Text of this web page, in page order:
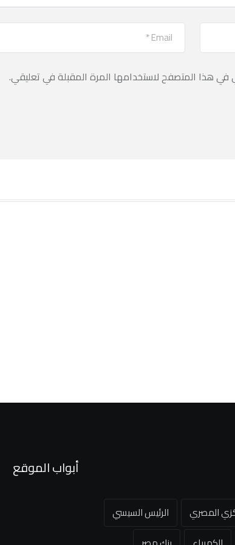
في هذا المتصفح لاستخدامها المرة المقبلة في تعليقي.
المصري
الرئيس السيسي
أبواب الموقع